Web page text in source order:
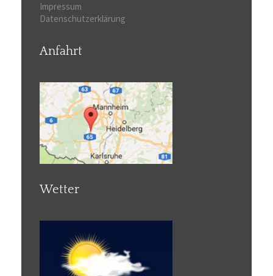
Impressum
Datenschutzerklärung
Anfahrt
Wetter